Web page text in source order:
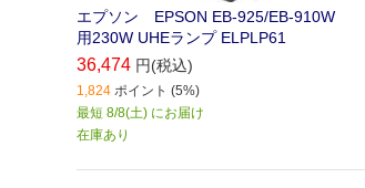
エプソン EPSON EB-925/EB-910W
用230W UHEランプ ELPLP61
36,474 円(税込)
1,824 ポイント (5%)
最短 8/8(土) にお届け
在庫あり